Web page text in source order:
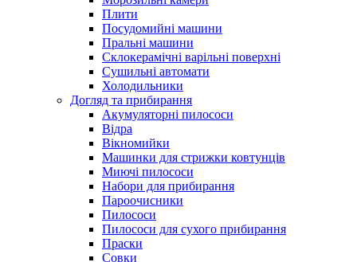
Плити
Посудомийні машини
Пральні машини
Склокерамічні варільні поверхні
Сушильні автомати
Холодильники
Догляд та прибирання
Акумуляторні пилососи
Відра
Вікномийки
Машинки для стрижки ковтунців
Миючі пилососи
Набори для прибирання
Пароочисники
Пилососи
Пилососи для сухого прибирання
Праски
Совки